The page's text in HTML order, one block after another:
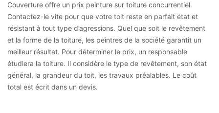
Couverture offre un prix peinture sur toiture concurrentiel.
Contactez-le vite pour que votre toit reste en parfait état et
résistant à tout type d’agressions. Quel que soit le revêtement
et la forme de la toiture, les peintres de la société garantit un
meilleur résultat. Pour déterminer le prix, un responsable
étudiera la toiture. Il considère le type de revêtement, son état
général, la grandeur du toit, les travaux préalables. Le coût
total est écrit dans un devis.